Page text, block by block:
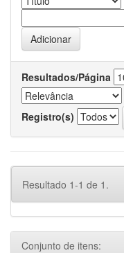
Resultados/Página
Registro(s)
Resultado 1-1 de 1.
Conjunto de itens: